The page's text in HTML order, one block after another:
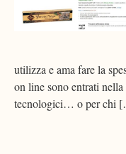
utilizza e ama fare la
on line sono entrati
tecnologici… o per chi